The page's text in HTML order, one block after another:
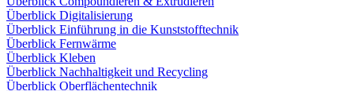
Überblick Digitalisierung
Überblick Einführung in die Kunststofftechnik
Überblick Fernwärme
Überblick Kleben
Überblick Nachhaltigkeit und Recycling
Überblick Oberflächentechnik